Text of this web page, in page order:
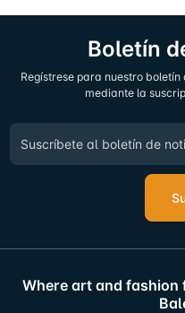
Boletín
Regístrese para nuestro
mediante la
Where art and fashion